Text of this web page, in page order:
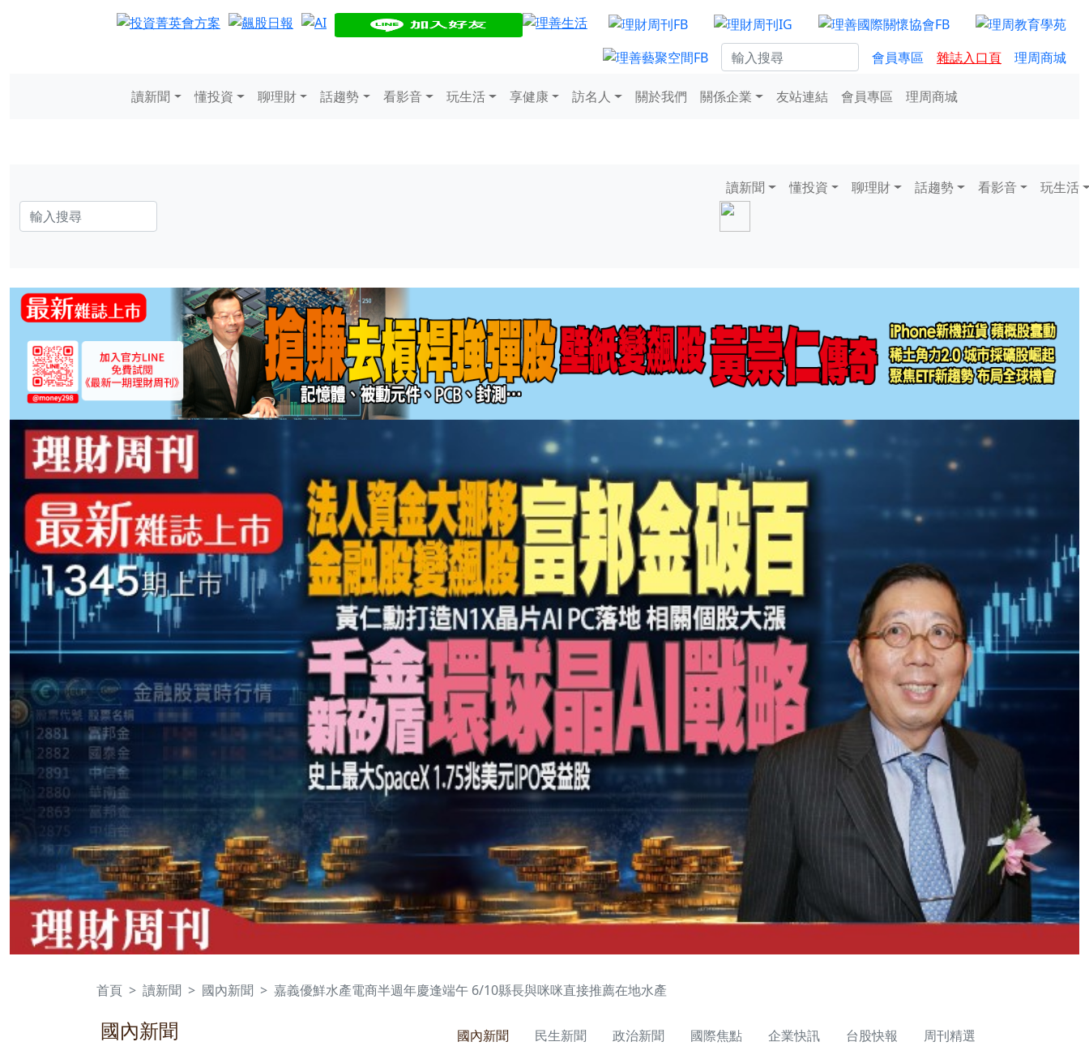
會員專區 雜誌入口頁 理周商城
讀新聞 懂投資 聊理財 話趨勢 看影音 玩生活 享健康 訪名人 關於我們 關係企業 友站連結 會員專區 理周商城
讀新聞 懂投資 聊理財 話趨勢 看影音 玩生活
首頁 讀新聞 國內新聞 嘉義優鮮水產電商半週年慶逢端午 6/10縣長與咪咪直接推薦在地水產
國內新聞 國內新聞 民生新聞 政治新聞 國際焦點 企業快訊 台股快報 周刊精選